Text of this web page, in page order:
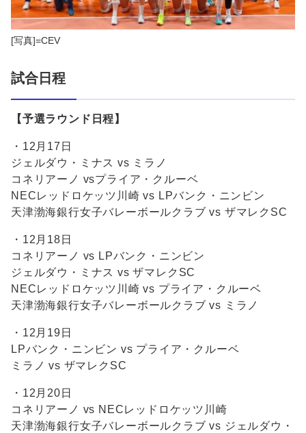
[写真]=CEV
試合日程
【予選ラウンド日程】
・12月17日
ジェルダウ・ミナス vs ミラノ
コネリアーノ vsプライア・クルーベ
NECレッドロケッツ川崎 vs LPバンク・ニンビン
天津渤海銀行女子バレーボールクラブ vs ザマレクSC
・12月18日
コネリアーノ vs LPバンク・ニンビン
ジェルダウ・ミナス vs ザマレクSC
NECレッドロケッツ川崎 vs プライア・クルーベ
天津渤海銀行女子バレーボールクラブ vs ミラノ
・12月19日
LPバンク・ニンビン vs プライア・クルーベ
ミラノ vs ザマレクSC
・12月20日
コネリアーノ vs NECレッドロケッツ川崎
天津渤海銀行女子バレーボールクラブ vs ジェルダウ・